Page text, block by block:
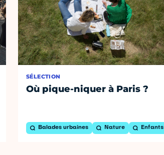
SÉLECTION
Où pique-niquer à Paris ?
Balades urbaines Nature Enfants